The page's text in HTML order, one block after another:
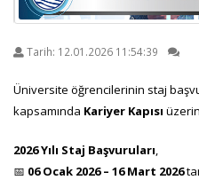
Tarih: 12.01.2026 11:54:39
Üniversite öğrencilerinin staj
kapsamında Kariyer Kapısı
2026 Yılı Staj Başvuruları,
📅 06 Ocak 2026 – 16 Mart 2026